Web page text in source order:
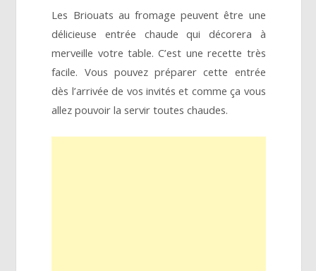
Les Briouats au fromage peuvent être une
délicieuse entrée chaude qui décorera à
merveille votre table. C’est une recette très
facile. Vous pouvez préparer cette entrée
dès l’arrivée de vos invités et comme ça vous
allez pouvoir la servir toutes chaudes.